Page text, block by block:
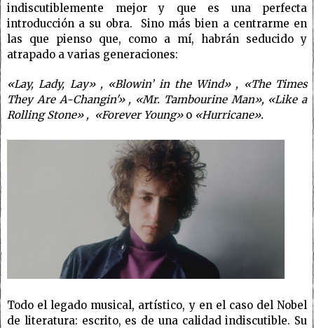
indiscutiblemente mejor y que es una perfecta
introducción a su obra. Sino más bien a centrarme en
las que pienso que, como a mí, habrán seducido y
atrapado a varias generaciones:
«Lay, Lady, Lay» , «Blowin’ in the Wind» , «The Times
They Are A-Changin'» , «Mr. Tambourine Man», «Like a
Rolling Stone» , «Forever Young» o «Hurricane».
Todo el legado musical, artístico, y en el caso del Nobel
de literatura: escrito, es de una calidad indiscutible. Su